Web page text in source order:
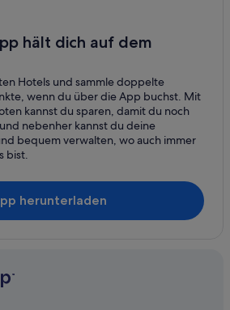
hält dich auf dem
Hotels und sammle doppelte
wenn du über die App buchst. Mit
kannst du sparen, damit du noch
nebenher kannst du deine
bequem verwalten, wo auch immer
bist.
herunterladen